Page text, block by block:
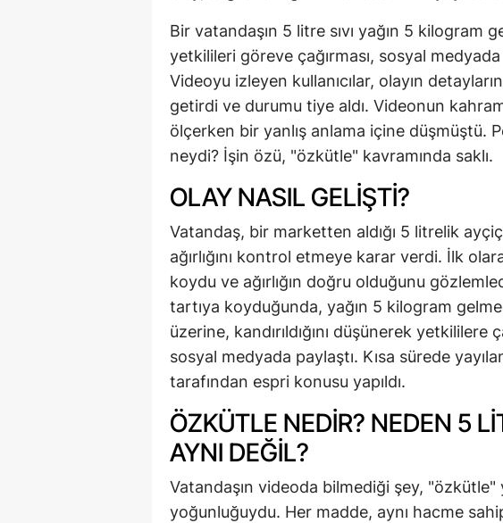
Bir vatandaşın 5 litre sıvı yağın 5 kilogram
yetkilileri göreve çağırması, sosyal medyada
Videoyu izleyen kullanıcılar, olayın
getirdi ve durumu tiye aldı. Videonun
ölçerken bir yanlış anlama içine düşmüştü.
neydi? İşin özü, "özkütle" kavramında saklı.
OLAY NASIL GELIŞTI?
Vatandaş, bir marketten aldığı 5 litrelik
ağırlığını kontrol etmeye karar verdi. İlk
koydu ve ağırlığın doğru olduğunu
tartıya koyduğunda, yağın 5 kilogram
üzerine, kandırıldığını düşünerek yetkililere
sosyal medyada paylaştı. Kısa sürede
tarafından espri konusu yapıldı.
ÖZKÜTLE NEDIR? NEDEN 5
AYNI DEĞIL?
Vatandaşın videoda bilmediği şey, "özkütle"
yoğunluğuydu. Her madde, aynı hacme